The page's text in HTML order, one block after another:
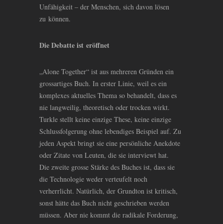
Unfähigkeit – der Menschen, sich davon lösen
zu können.
Die Debatte ist eröffnet
„Alone Together“ ist aus mehreren Gründen ein
grossartiges Buch. In erster Linie, weil es ein
komplexes aktuelles Thema so behandelt, dass es
nie langweilig, theoretisch oder trocken wirkt.
Turkle stellt keine einzige These, keine einzige
Schlussfolgerung ohne lebendiges Beispiel auf. Zu
jeden Aspekt bringt sie eine persönliche Anekdote
oder Zitate von Leuten, die sie interviewt hat.
Die zweite grosse Stärke des Buches ist, dass sie
die Technologie weder verteufelt noch
verherrlicht. Natürlich, der Grundton ist kritisch,
sonst hätte das Buch nicht geschrieben werden
müssen. Aber nie kommt die radikale Forderung,